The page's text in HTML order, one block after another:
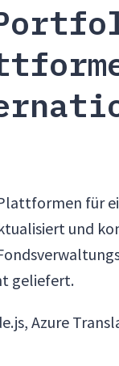
für
und
geliefert.
Azure